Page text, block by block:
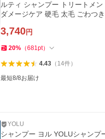
ルティ シャンプー トリートメ
ダメージケア 硬毛 太毛 ごわつ
3,740円
20% （681pt）
4.43（ 14件）
最短8/8お届け
YOLU
シャンプー ヨル YOLUシャンプ